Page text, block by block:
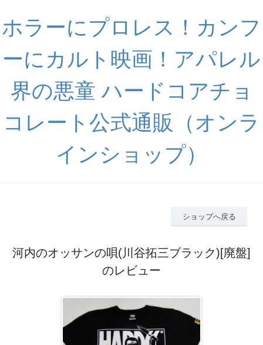
ホラーにプロレス！カンフ
ーにカルト映画！アパレル
界の悪童 ハードコアチョ
コレート公式通販（オンラ
インショップ）
ショップへ戻る
河内のオッサンの唄(川谷拓三ブラック)[廃盤]
のレビュー